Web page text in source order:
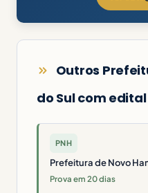
Outros
do Sul com
PNH
Prefeitura de Novo
Prova em 20 dias